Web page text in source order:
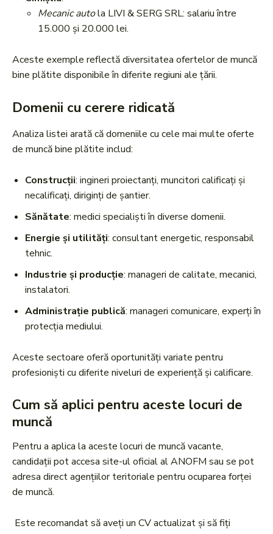
Mecanic autola LIVI & SERG SRL: salariu între
15.000 și 20.000 lei.
Aceste exemple reflectă diversitatea ofertelor de muncă
bine plătite disponibile în diferite regiuni ale țării.
Domenii cu cerere ridicată
Analiza listei arată că domeniile cu cele mai multe oferte
de muncă bine plătite includ:
Construcții: ingineri proiectanți, muncitori calificați și
necalificați, diriginți de șantier.
Sănătate: medici specialiști în diverse domenii.
Energie și utilități: consultant energetic, responsabil
tehnic.
Industrie și producție: manageri de calitate, mecanici,
instalatori.
Administrație publică: manageri comunicare, experți în
protecția mediului.
Aceste sectoare oferă oportunități variate pentru
profesioniști cu diferite niveluri de experiență și calificare.
Cum să aplici pentru aceste locuri de
muncă
Pentru a aplica la aceste locuri de muncă vacante,
candidații pot accesa site-ul oficial al ANOFM sau se pot
adresa direct agențiilor teritoriale pentru ocuparea forței
de muncă.
Este recomandat să aveți un CV actualizat și să fiți